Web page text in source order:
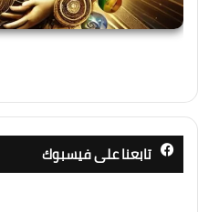
تابعنا على فيسبوك